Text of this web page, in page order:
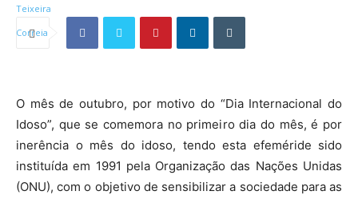
O mês de outubro, por motivo do “Dia Internacional do
Idoso”, que se comemora no primeiro dia do mês, é por
inerência o mês do idoso, tendo esta efeméride sido
instituída em 1991 pela Organização das Nações Unidas
(ONU), com o objetivo de sensibilizar a sociedade para as